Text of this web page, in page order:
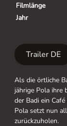
Filmlänge
Jahr
Trailer DE
Als die örtliche
jährige Pola ihre
der Badi ein
Pola setzt nun
zurückzuholen.